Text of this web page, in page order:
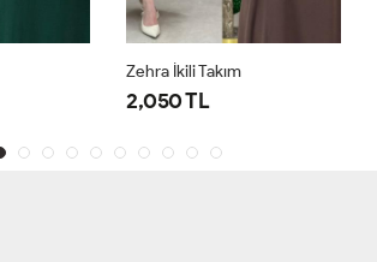
Zehra İkili Takım
2,050 TL